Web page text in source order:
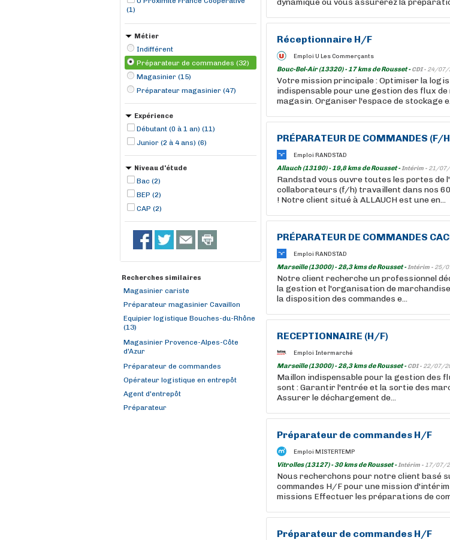
(1)
Métier
Indifférent
Préparateur de commandes (32)
Magasinier (15)
Préparateur magasinier (47)
Expérience
Débutant (0 à 1 an) (11)
Junior (2 à 4 ans) (6)
Niveau d'étude
Bac (2)
BEP (2)
CAP (2)
Recherches similaires
Magasinier cariste
Préparateur magasinier Cavaillon
Equipier logistique Bouches-du-Rhône
(13)
Magasinier Provence-Alpes-Côte
d'Azur
Préparateur de commandes
Opérateur logistique en entrepôt
Agent d'entrepôt
Préparateur
dynamique où vous assurerez la
Réceptionnaire H/F
Emploi U Les Commerçants
Bouc-Bel-Air (13320) - 17 kms de Rousset -CDI - 24/07/
Votre mission principale : Optimiser la
indispensable pour une gestion des flux
magasin. Organiser l'espace de stockage
PRÉPARATEUR DE COMMANDES (F/
Emploi RANDSTAD
Allauch (13190) - 19,8 kms de Rousset -Intérim - 21/07/
Randstad vous ouvre toutes les portes de
collaborateurs (f/h) travaillent dans nos
! Notre client situé à ALLAUCH est une en...
PRÉPARATEUR DE COMMANDES
Emploi RANDSTAD
Marseille (13000) - 28,3 kms de Rousset -Intérim - 25/
Notre client recherche un professionnel
la gestion et l'organisation de
la disposition des commandes e...
RECEPTIONNAIRE (H/F)
Emploi Intermarché
Marseille (13000) - 28,3 kms de Rousset -CDI - 22/07/
Maillon indispensable pour la gestion des
sont : Garantir l'entrée et la sortie des
Assurer le déchargement de...
Préparateur de commandes H/F
Emploi MISTERTEMP
Vitrolles (13127) - 30 kms de Rousset -Intérim - 17/07/
Nous recherchons pour notre client basé
commandes H/F pour une mission
missions Effectuer les préparations de
Préparateur de commandes H/F